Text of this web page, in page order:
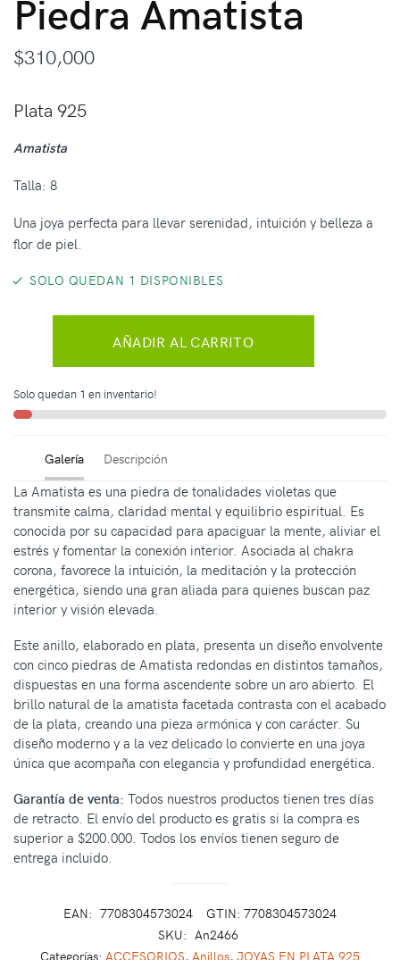
Piedra Amatista
$310,000
Plata 925
Amatista
Talla: 8
Una joya perfecta para llevar serenidad, intuición y belleza a
flor de piel.
SOLO QUEDAN 1 DISPONIBLES
AÑADIR AL CARRITO
Solo quedan 1 en inventario!
Galería Descripción
La Amatista es una piedra de tonalidades violetas que
transmite calma, claridad mental y equilibrio espiritual. Es
conocida por su capacidad para apaciguar la mente, aliviar el
estrés y fomentar la conexión interior. Asociada al chakra
corona, favorece la intuición, la meditación y la protección
energética, siendo una gran aliada para quienes buscan paz
interior y visión elevada.
Este anillo, elaborado en plata, presenta un diseño envolvente
con cinco piedras de Amatista redondas en distintos tamaños,
dispuestas en una forma ascendente sobre un aro abierto. El
brillo natural de la amatista facetada contrasta con el acabado
de la plata, creando una pieza armónica y con carácter. Su
diseño moderno y a la vez delicado lo convierte en una joya
única que acompaña con elegancia y profundidad energética.
Garantía de venta: Todos nuestros productos tienen tres días
de retracto. El envío del producto es gratis si la compra es
superior a $200.000. Todos los envíos tienen seguro de
entrega incluido.
EAN: 7708304573024
GTIN: 7708304573024
SKU: An2466
Categorías: ACCESORIOS, Anillos, JOYAS EN PLATA 925